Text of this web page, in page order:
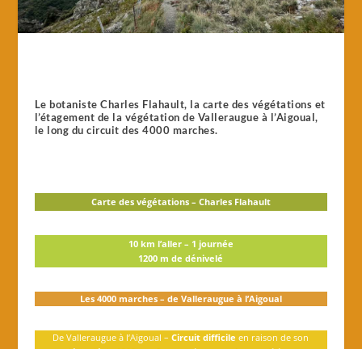
Le botaniste Charles Flahault, la carte des végétations et
l’étagement de la végétation de Valleraugue à l’Aigoual,
le long du circuit des 4000 marches.
Carte des végétations – Charles Flahault
10 km l’aller – 1 journée
1200 m de dénivelé
Les 4000 marches – de Valleraugue à l’Aigoual
De Valleraugue à l’Aigoual –Circuit difficileen raison de son